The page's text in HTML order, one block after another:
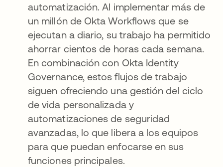
automatización. Al implementar más de
un millón de Okta Workflows que se
ejecutan a diario, su trabajo ha permitido
ahorrar cientos de horas cada semana.
En combinación con Okta Identity
Governance, estos flujos de trabajo
siguen ofreciendo una gestión del ciclo
de vida personalizada y
automatizaciones de seguridad
avanzadas, lo que libera a los equipos
para que puedan enfocarse en sus
funciones principales.